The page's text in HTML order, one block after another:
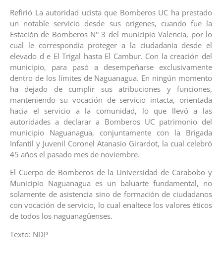
Refirió La autoridad ucista que Bomberos UC ha prestado
un notable servicio desde sus orígenes, cuando fue la
Estación de Bomberos N° 3 del municipio Valencia, por lo
cual le correspondía proteger a la ciudadanía desde el
elevado d e El Trigal hasta El Cambur. Con la creación del
municipio, para pasó a desempeñarse exclusivamente
dentro de los límites de Naguanagua. En ningún momento
ha dejado de cumplir sus atribuciones y funciones,
manteniendo su vocación de servicio intacta, orientada
hacia el servicio a la comunidad, lo que llevó a las
autoridades a declarar a Bomberos UC patrimonio del
municipio Naguanagua, conjuntamente con la Brigada
Infantil y Juvenil Coronel Atanasio Girardot, la cual celebró
45 años el pasado mes de noviembre.
El Cuerpo de Bomberos de la Universidad de Carabobo y
Municipio Naguanagua es un baluarte fundamental, no
solamente de asistencia sino de formación de ciudadanos
con vocación de servicio, lo cual enaltece los valores éticos
de todos los naguanagüenses.
Texto: NDP